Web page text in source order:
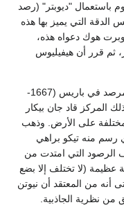
باستعمال "ديوبتر" (رصد
التي يميز بها هذه
هوك دعواه هذه،
ثم قرر أن هيفيليوس
ووفر لويس الرابع عشر المال لبناء وتجهيز مرصد في باريس (1667-
المركز قاد جان بيكار
مختلفة على الأرض. وذهب
رسم منه تيكو براهي
الرصود التي امتدت من
عظيمة (لا تختلف إلا بضع
الحالي وهو 69.5 ميلاً) حتى أنه من المعتقد أن نيوتن
من نظرية الجاذبية.